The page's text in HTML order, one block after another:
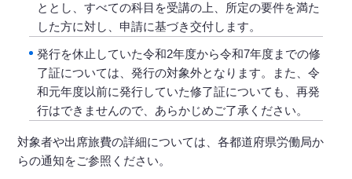
ととし、すべての科目を受講の上、所定の要件を満た
した方に対し、申請に基づき交付します。
発行を休止していた令和2年度から令和7年度までの修
了証については、発行の対象外となります。また、令
和元年度以前に発行していた修了証についても、再発
行はできませんので、あらかじめご了承ください。
対象者や出席旅費の詳細については、各都道府県労働局か
らの通知をご参照ください。